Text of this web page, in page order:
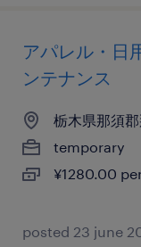
アパレル・日
ンテナンス
栃木県那須
temporary
¥1280.00
posted 23 june